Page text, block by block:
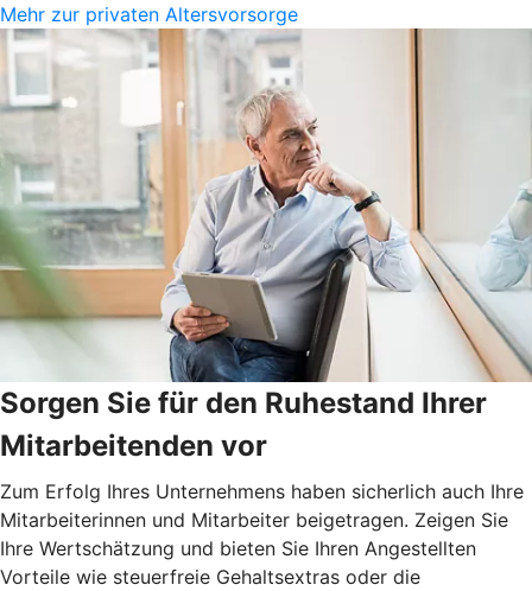
Mehr zur privaten Altersvorsorge
Sorgen Sie für den Ruhestand Ihrer
Mitarbeitenden vor
Zum Erfolg Ihres Unternehmens haben sicherlich auch Ihre
Mitarbeiterinnen und Mitarbeiter beigetragen. Zeigen Sie
Ihre Wertschätzung und bieten Sie Ihren Angestellten
Vorteile wie steuerfreie Gehaltsextras oder die